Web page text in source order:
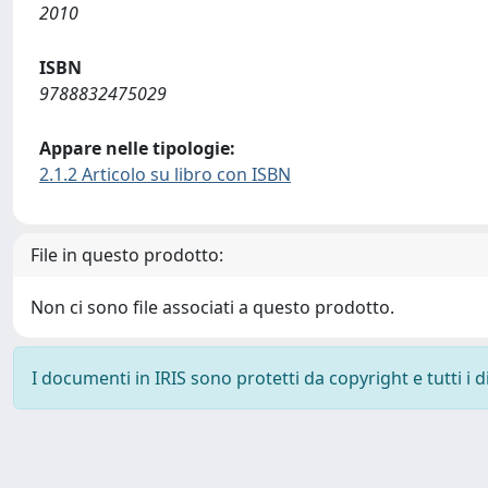
2010
ISBN
9788832475029
Appare nelle tipologie:
2.1.2 Articolo su libro con ISBN
File in questo prodotto:
Non ci sono file associati a questo prodotto.
I documenti in IRIS sono protetti da copyright e tutti i